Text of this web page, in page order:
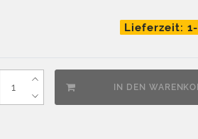
Lieferzeit:
IN DEN